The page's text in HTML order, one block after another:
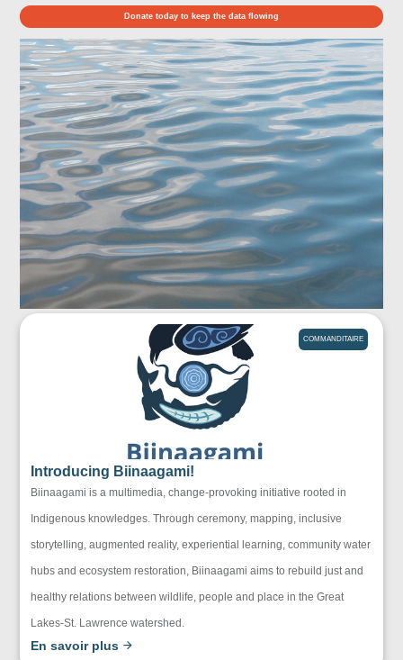
Donate today to keep the data flowing
COMMANDITAIRE
Introducing Biinaagami!
Biinaagami is a multimedia, change-provoking initiative rooted in
Indigenous knowledges. Through ceremony, mapping, inclusive
storytelling, augmented reality, experiential learning, community water
hubs and ecosystem restoration, Biinaagami aims to rebuild just and
healthy relations between wildlife, people and place in the Great
Lakes-St. Lawrence watershed.
En savoir plus